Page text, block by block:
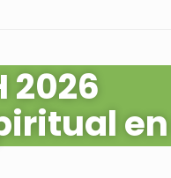
2026